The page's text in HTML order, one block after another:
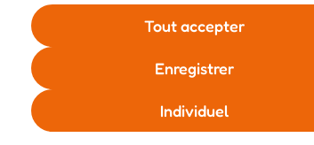
et à
Tout accepter
Enregistrer
Individuel